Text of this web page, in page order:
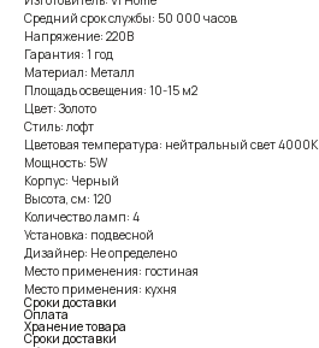
Средний срок службы: 50 000 часов
Напряжение: 220В
Гарантия: 1 год
Материал: Металл
Площадь освещения: 10-15 м2
Цвет: Золото
Стиль: лофт
Цветовая температура: нейтральный свет 4000К
Мощность: 5W
Корпус: Черный
Высота, см: 120
Количество ламп: 4
Установка: подвесной
Дизайнер: Не определено
Место применения: гостиная
Место применения: кухня
Сроки доставки
Оплата
Хранение товара
Сроки доставки